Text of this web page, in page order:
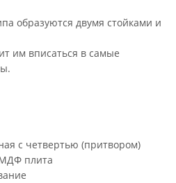
образуются двумя стойками и
им вписаться в самые
с четвертью (притвором)
плита